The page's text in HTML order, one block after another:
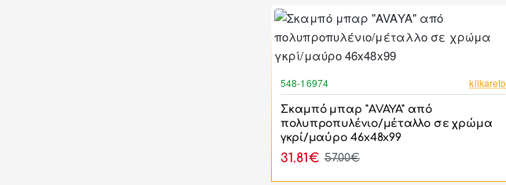
548-16974 klikareto
Σκαμπό μπαρ "AVAYA" από
πολυπροπυλένιο/μέταλλο σε χρώμα
γκρί/μαύρο 46x48x99
31.81€ 57.00€